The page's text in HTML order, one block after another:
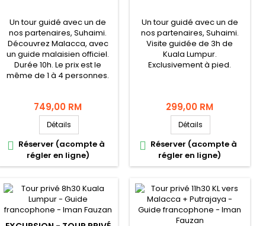
Un tour guidé avec un de
nos partenaires, Suhaimi.
Découvrez Malacca, avec
un guide malaisien officiel.
Durée 10h. Le prix est le
même de 1 à 4 personnes.
749,00 RM
Détails
 Réserver (acompte à
régler en ligne)
Un tour guidé avec un de
nos partenaires, Suhaimi.
Visite guidée de 3h de
Kuala Lumpur.
Exclusivement à pied.
299,00 RM
Détails
 Réserver (acompte à
régler en ligne)